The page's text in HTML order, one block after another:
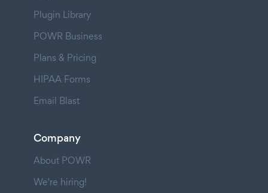
Plugin Library
POWR Business
Plans & Pricing
HIPAA Forms
Email Blast
Company
About POWR
We're hiring!